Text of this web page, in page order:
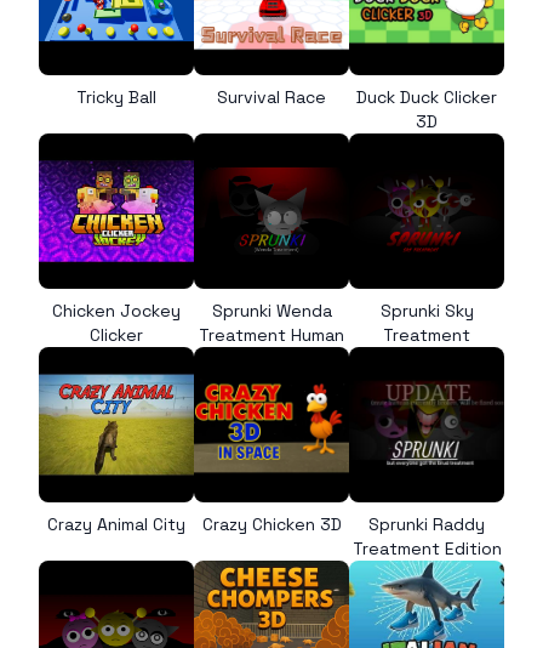
Tricky Ball Survival Race
Duck Duck Clicker
3D
Chicken Jockey
Clicker
Sprunki Wenda
Treatment Human
Sprunki Sky
Treatment
Crazy Animal City Crazy Chicken 3D
Sprunki Raddy
Treatment Edition